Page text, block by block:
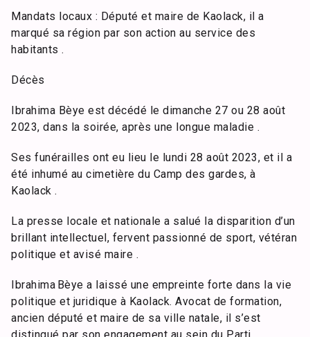
Mandats locaux : Député et maire de Kaolack, il a
marqué sa région par son action au service des
habitants .
Décès
Ibrahima Bèye est décédé le dimanche 27 ou 28 août
2023, dans la soirée, après une longue maladie .
Ses funérailles ont eu lieu le lundi 28 août 2023, et il a
été inhumé au cimetière du Camp des gardes, à
Kaolack .
La presse locale et nationale a salué la disparition d’un
brillant intellectuel, fervent passionné de sport, vétéran
politique et avisé maire .
Ibrahima Bèye a laissé une empreinte forte dans la vie
politique et juridique à Kaolack. Avocat de formation,
ancien député et maire de sa ville natale, il s’est